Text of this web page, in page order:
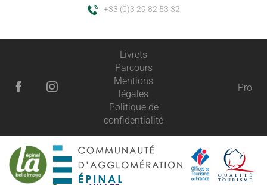
+33 (0)3 29 82 53 32
Livrets
Parcours
Mentions
légales
Politique de
confidentialité
Pro